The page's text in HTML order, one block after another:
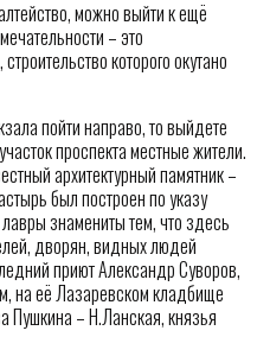
можно выйти к ещё
– это
которого окутано
пойти направо, то выйдете
проспекта местные жители.
архитектурный памятник –
был построен по указу
знамениты тем, что здесь
дворян, видных людей
приют Александр Суворов,
на её Лазаревском кладбище
Пушкина – Н.Ланская, князья